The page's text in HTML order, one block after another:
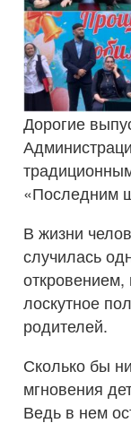
Дорогие
«Последним
В жизни
случилась
лоскутное
родителей.
Сколько бы
мгновения
Ведь в нем